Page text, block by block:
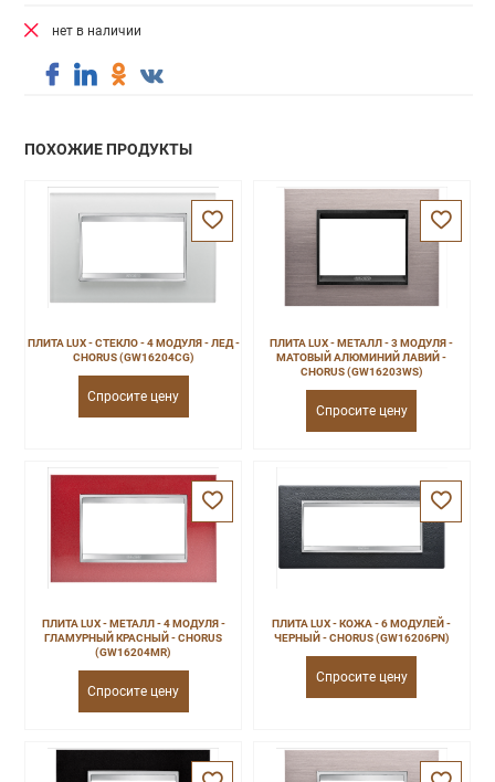
нет в наличии
ПОХОЖИЕ ПРОДУКТЫ
ПЛИТА LUX - СТЕКЛО - 4 МОДУЛЯ - ЛЕД -
CHORUS (GW16204CG)
Спросите цену
ПЛИТА LUX - МЕТАЛЛ - 3 МОДУЛЯ -
МАТОВЫЙ АЛЮМИНИЙ ЛАВИЙ -
CHORUS (GW16203WS)
Спросите цену
ПЛИТА LUX - МЕТАЛЛ - 4 МОДУЛЯ -
ГЛАМУРНЫЙ КРАСНЫЙ - CHORUS
(GW16204MR)
Спросите цену
ПЛИТА LUX - КОЖА - 6 МОДУЛЕЙ -
ЧЕРНЫЙ - CHORUS (GW16206PN)
Спросите цену